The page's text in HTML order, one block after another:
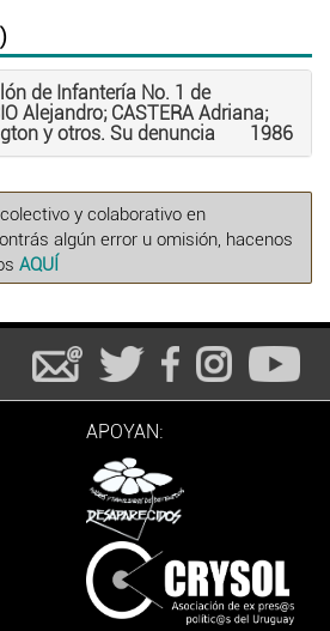
de Infantería No. 1 de
Alejandro; CASTERA Adriana;
y otros. Su denuncia
1986
y colaborativo en
algún error u omisión, hacenos
AQUÍ
APOYAN: